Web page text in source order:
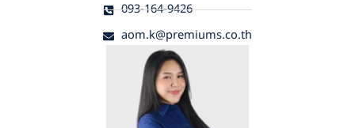
093-164-9426
aom.k@premiums.co.th